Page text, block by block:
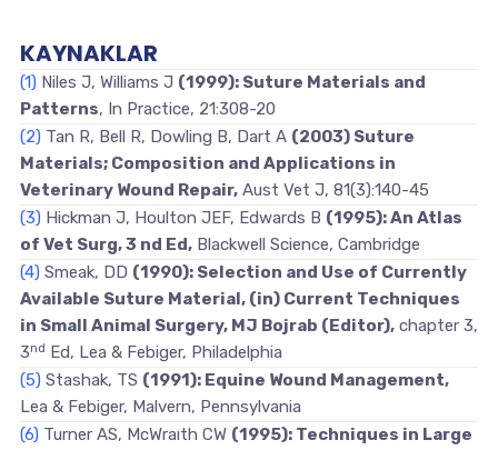
KAYNAKLAR
(1) Niles J, Williams J (1999): Suture Materials and
Patterns, In Practice, 21:308-20
(2) Tan R, Bell R, Dowling B, Dart A (2003) Suture
Materials; Composition and Applications in
Veterinary Wound Repair,Aust Vet J, 81(3):140-45
(3) Hickman J, Houlton JEF, Edwards B (1995): An Atlas
of Vet Surg, 3 nd Ed,Blackwell Science, Cambridge
(4) Smeak, DD (1990): Selection and Use of Currently
Available Suture Material, (in) Current Techniques
in Small Animal Surgery, MJ Bojrab (Editor),chapter 3,
3nd Ed, Lea & Febiger, Philadelphia
(5) Stashak, TS (1991): Equine Wound Management,
Lea & Febiger, Malvern, Pennsylvania
(6) Turner AS, McWraıth CW (1995): Techniques in Large